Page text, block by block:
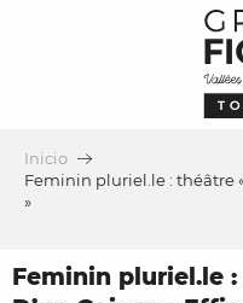
Inicio
Feminin pluriel.le : théâtre
»
Feminin pluriel.le